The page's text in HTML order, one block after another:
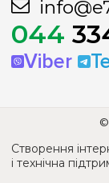
044
Viber
Створення
і технічна